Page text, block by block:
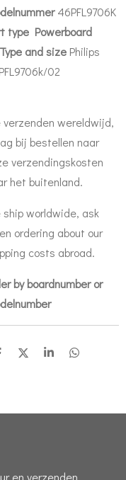
46PFL9706K
type Powerboard
and size Philips
02
verzenden wereldwijd,
bij bestellen naar
verzendingskosten
het buitenland.
ship worldwide, ask
ordering about our
costs abroad.
by boardnumber or
D
S
D
en verzenden